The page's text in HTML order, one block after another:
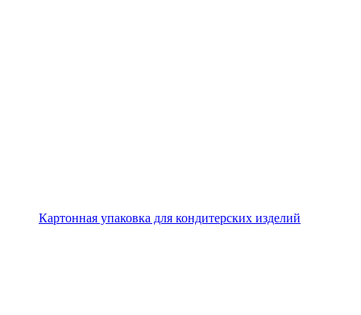
Картонная упаковка для кондитерских изделий